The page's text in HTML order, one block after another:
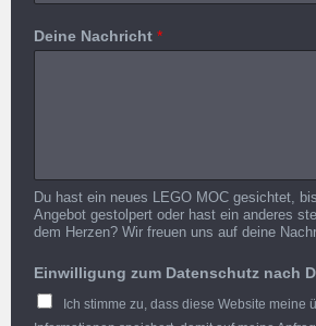
Deine Nachricht *
Du hast ein neues LEGO MOC gesichtet,
Angebot gestolpert oder hast ein anderes
dem Herzen? Wir freuen uns auf deine
Einwilligung zum Datenschutz nach
Ich stimme zu, dass diese Website meine